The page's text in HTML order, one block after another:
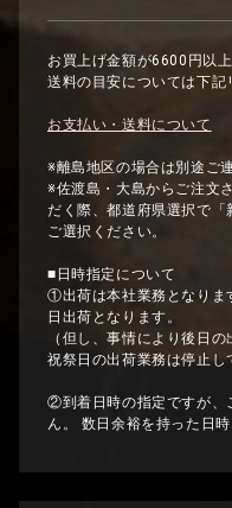
お買上げ金額が6600円以
送料の目安については下記
お支払い・送料について
※離島地区の場合は別途ご
※佐渡島・大島からご注文
だく際、都道府県選択で
ご選択ください。
■日時指定について
①出荷は本社業務となりま
日出荷となります。
（但し、事情により後日
祝祭日の出荷業務は停止し
②到着日時の指定ですが、
ん。 数日余裕を持った日時